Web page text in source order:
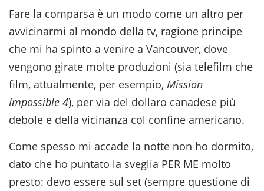
Fare la comparsa è un modo come un altro per
avvicinarmi al mondo della tv, ragione principe
che mi ha spinto a venire a Vancouver, dove
vengono girate molte produzioni (sia telefilm che
film, attualmente, per esempio, Mission
Impossible 4), per via del dollaro canadese più
debole e della vicinanza col confine americano.
Come spesso mi accade la notte non ho dormito,
dato che ho puntato la sveglia PER ME molto
presto: devo essere sul set (sempre questione di